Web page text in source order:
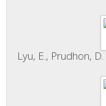
Lyu, E., Prudhon,